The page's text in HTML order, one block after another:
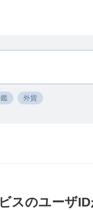
外貨
スのユーザ